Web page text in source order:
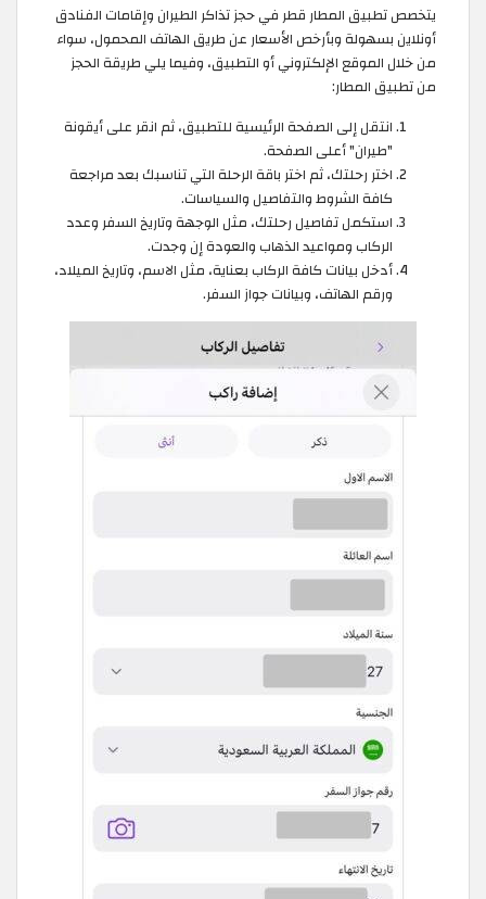
يتخصص تطبيق المطار قطر في حجز تذاكر الطيران وإقامات الفنادق
أونلاين بسهولة وبأرخص الأسعار عن طريق الهاتف المحمول، سواء
من خلال الموقع الإلكتروني أو التطبيق، وفيما يلي طريقة الحجز
من تطبيق المطار:
انتقل إلى الصفحة الرئيسية للتطبيق، ثم انقر على أيقونة
"طيران" أعلى الصفحة.
اختر رحلتك، ثم اختر باقة الرحلة التي تناسبك بعد مراجعة
كافة الشروط والتفاصيل والسياسات.
استكمل تفاصيل رحلتك، مثل الوجهة وتاريخ السفر وعدد
الركاب ومواعيد الذهاب والعودة إن وجدت.
أدخل بيانات كافة الركاب بعناية، مثل الاسم، وتاريخ الميلاد،
ورقم الهاتف، وبيانات جواز السفر.